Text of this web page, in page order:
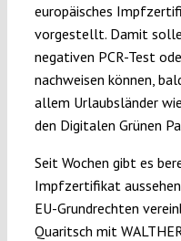
europäisches
vorgestellt. Damit
negativen PCR-Test
nachweisen können,
allem Urlaubsländer
den Digitalen Grünen
Seit Wochen gibt es
Impfzertifikat
EU-Grundrechten
Quaritsch mit